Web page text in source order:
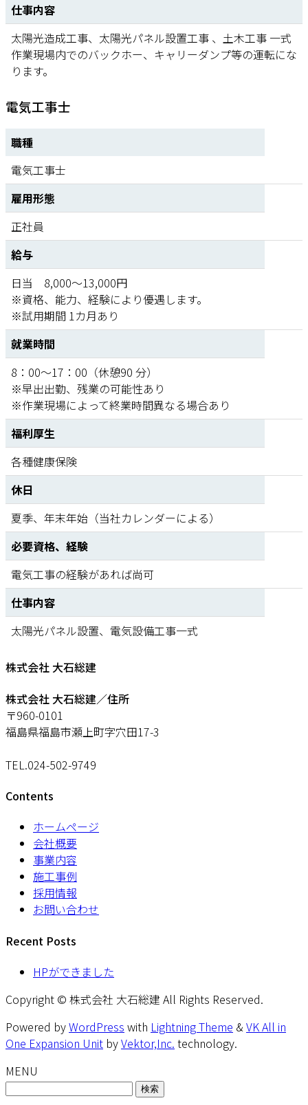
仕事内容
太陽光造成工事、太陽光パネル設置工事 、土木工事 一式
作業現場内でのバックホー、キャリーダンプ等の運転にな
ります。
電気工事士
職種
電気工事士
雇用形態
正社員
給与
日当 8,000〜13,000円
※資格、能力、経験により優遇します。
※試用期間 1カ月あり
就業時間
8：00〜17：00（休憩90 分）
※早出出勤、残業の可能性あり
※作業現場によって終業時間異なる場合あり
福利厚生
各種健康保険
休日
夏季、年末年始（当社カレンダーによる）
必要資格、経験
電気工事の経験があれば尚可
仕事内容
太陽光パネル設置、電気設備工事一式
株式会社 大石総建
株式会社 大石総建／住所
〒960-0101
福島県福島市瀬上町字穴田17-3
TEL.024-502-9749
Contents
ホームページ
会社概要
事業内容
施工事例
採用情報
お問い合わせ
Recent Posts
HPができました
Copyright © 株式会社 大石総建 All Rights Reserved.
Powered byWordPress with Lightning Theme & VK All in
One Expansion Unit byVektor,Inc. technology.
MENU
検